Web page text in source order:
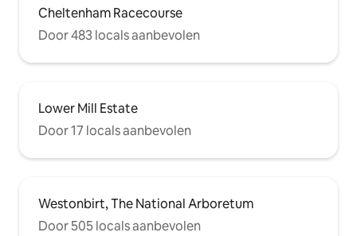
Cheltenham Racecourse
Door 483 locals aanbevolen
Lower Mill Estate
Door 17 locals aanbevolen
Westonbirt, The National Arboretum
Door 505 locals aanbevolen